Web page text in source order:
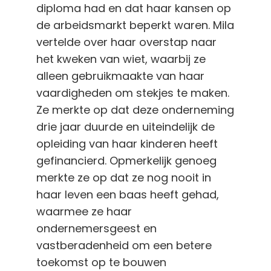
diploma had en dat haar kansen op
de arbeidsmarkt beperkt waren. Mila
vertelde over haar overstap naar
het kweken van wiet, waarbij ze
alleen gebruikmaakte van haar
vaardigheden om stekjes te maken.
Ze merkte op dat deze onderneming
drie jaar duurde en uiteindelijk de
opleiding van haar kinderen heeft
gefinancierd. Opmerkelijk genoeg
merkte ze op dat ze nog nooit in
haar leven een baas heeft gehad,
waarmee ze haar
ondernemersgeest en
vastberadenheid om een betere
toekomst op te bouwen